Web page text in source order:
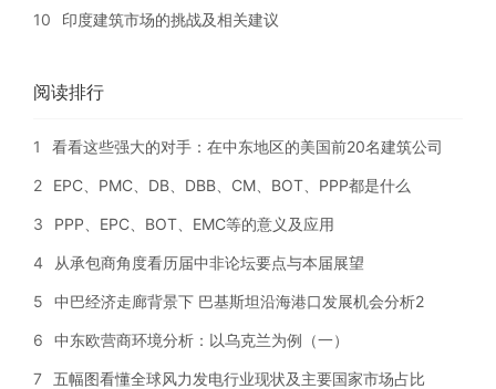
10 印度建筑市场的挑战及相关建议
阅读排行
1 看看这些强大的对手：在中东地区的美国前20名建筑公司
2 EPC、PMC、DB、DBB、CM、BOT、PPP都是什么
3 PPP、EPC、BOT、EMC等的意义及应用
4 从承包商角度看历届中非论坛要点与本届展望
5 中巴经济走廊背景下 巴基斯坦沿海港口发展机会分析2
6 中东欧营商环境分析：以乌克兰为例（一）
7 五幅图看懂全球风力发电行业现状及主要国家市场占比